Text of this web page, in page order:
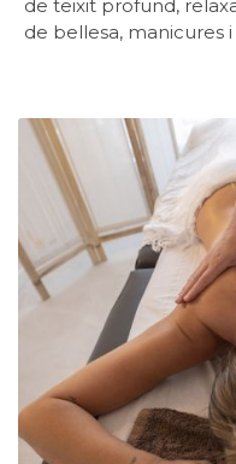
de teixit profund,
de bellesa, manicures